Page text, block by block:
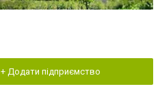
+ Додати підприємство